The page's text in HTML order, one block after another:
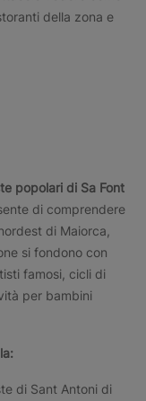
della zona e
popolari di Sa Font
di comprendere
di Maiorca,
si fondono con
famosi, cicli di
per bambini
di Sant Antoni di